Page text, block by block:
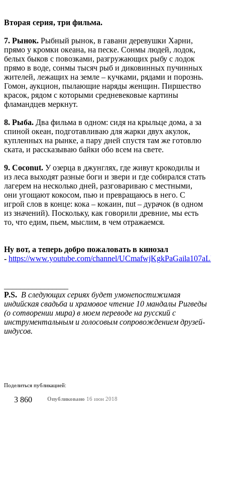
Вторая серия, три фильма.
7. Рынок. Рыбный рынок, в гавани деревушки Харни,
прямо у кромки океана, на песке. Сонмы людей, лодок,
белых быков с повозками, разгружающих рыбу с лодок
прямо в воде, сонмы тысяч рыб и диковинных пучинных
жителей, лежащих на земле – кучками, рядами и порознь.
Гомон, аукцион, пылающие наряды женщин. Пиршество
красок, рядом с которыми средневековые картины
фламандцев меркнут.
8. Рыба. Два фильма в одном: сидя на крыльце дома, а за
спиной океан, подготавливаю для жарки двух акулок,
купленных на рынке, а пару дней спустя там же готовлю
ската, и рассказываю байки обо всем на свете.
9. Coconut. У озерца в джунглях, где живут крокодилы и
из леса выходят разные боги и звери и где собирался стать
лагерем на несколько дней, разговариваю с местными,
они угощают кокосом, пью и превращаюсь в него. С
игрой слов в конце: кока – кокаин, nut – дурачок (в одном
из значений). Поскольку, как говорили древние, мы есть
то, что едим, пьем, мыслим, в чем отражаемся.
Ну вот, а теперь добро пожаловать в кинозал
- https://www.youtube.com/channel/UCmafwjKgkPaGaila107aLBw
P.S. В следующих сериях будет умонепостижимая
индийская свадьба и храмовое чтение 10 мандалы Ригведы
(о сотворении мира) в моем переводе на русский с
инструментальным и голосовым сопровождением друзей-
индусов.
Поделиться публикацией:
3 860 Опубликовано 16 июн 2018